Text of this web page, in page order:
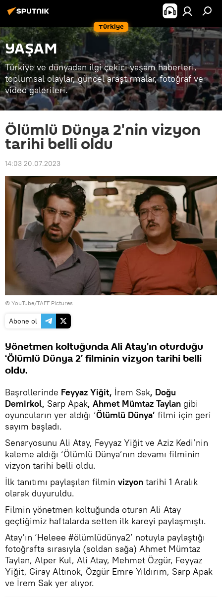
Türkiye
YAŞAM
Türkiye ve dünyadan ilgi çekici yaşam haberleri,
toplumsal olaylar, güncel araştırmalar, fotoğraf ve
video galerileri.
Ölümlü Dünya 2'nin vizyon
tarihi belli oldu
14:03 20.07.2023
© YouTube/TAFF Pictures
Abone ol
Yönetmen koltuğunda Ali Atay'ın oturduğu
‘Ölümlü Dünya 2’ filminin vizyon tarihi belli
oldu.
Başrollerinde Feyyaz Yiğit, İrem Sak, Doğu
Demirkol, Sarp Apak, Ahmet Mümtaz Taylan gibi
oyuncuların yer aldığı ‘Ölümlü Dünya’ filmi için geri
sayım başladı.
Senaryosunu Ali Atay, Feyyaz Yiğit ve Aziz Kedi’nin
kaleme aldığı ‘Ölümlü Dünya’nın devamı filminin
vizyon tarihi belli oldu.
İlk tanıtımı paylaşılan filmin vizyon tarihi 1 Aralık
olarak duyuruldu.
Filmin yönetmen koltuğunda oturan Ali Atay
geçtiğimiz haftalarda setten ilk kareyi paylaşmıştı.
Atay'ın ‘Heleee #ölümlüdünya2’ notuyla paylaştığı
fotoğrafta sırasıyla (soldan sağa) Ahmet Mümtaz
Taylan, Alper Kul, Ali Atay, Mehmet Özgür, Feyyaz
Yiğit, Giray Altınok, Özgür Emre Yıldırım, Sarp Apak
ve İrem Sak yer alıyor.